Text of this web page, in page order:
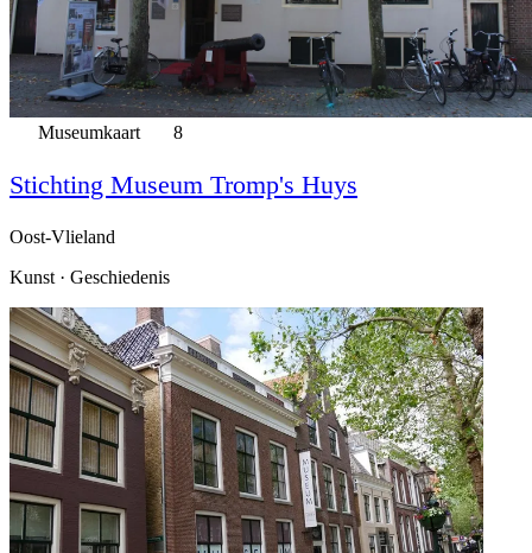
Museumkaart 8
Stichting Museum Tromp's Huys
Oost-Vlieland
Kunst · Geschiedenis